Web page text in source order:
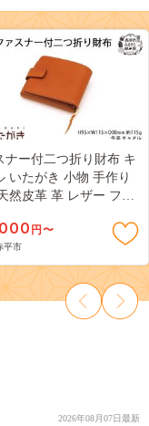
ナー付二つ折り財布 キ
いたがき 小物 手作り
然皮革 革 レザー ファ
海道 赤平
円〜
平市
2026年08月07日最新